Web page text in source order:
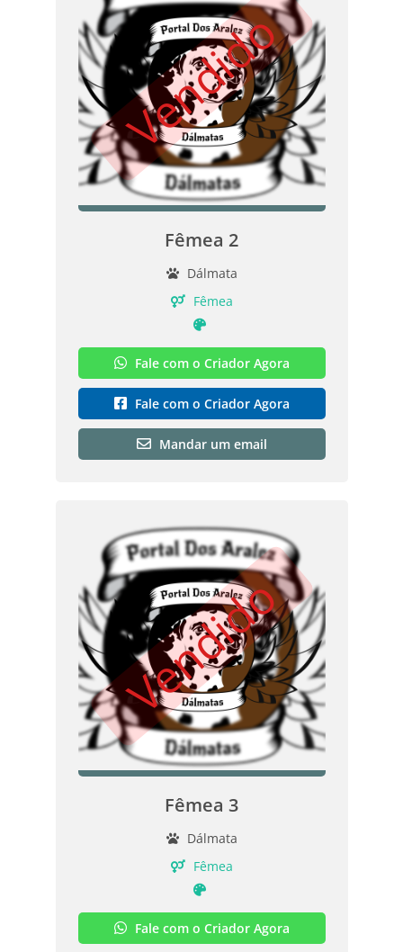
Vendido
Fêmea 2
Dálmata
Fêmea
Fale com o Criador Agora
Fale com o Criador Agora
Mandar um email
Vendido
Fêmea 3
Dálmata
Fêmea
Fale com o Criador Agora